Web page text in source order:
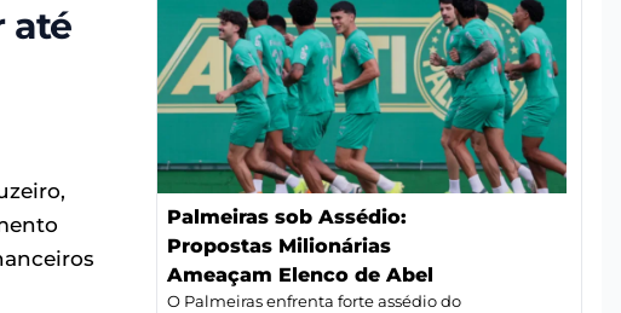
até
Palmeiras sob Assédio:
Propostas Milionárias
Ameaçam Elenco de Abel
O Palmeiras enfrenta forte assédio do